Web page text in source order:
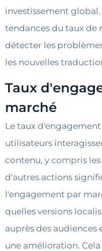
investissement
tendances du taux de
détecter les
les nouvelles
Taux
marché
Le taux
utilisateurs
contenu, y compris
d'autres actions
l'engagement par
quelles versions
auprès des audiences
une amélioration.